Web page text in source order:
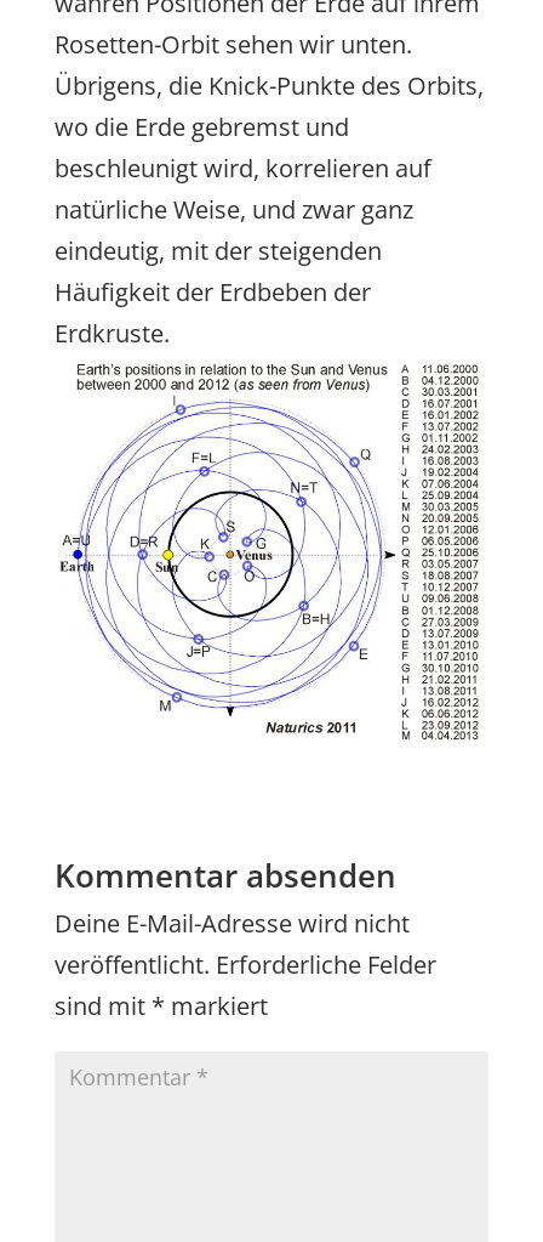
Rosetten-Orbit sehen wir unten.
Übrigens, die Knick-Punkte des Orbits,
wo die Erde gebremst und
beschleunigt wird, korrelieren auf
natürliche Weise, und zwar ganz
eindeutig, mit der steigenden
Häufigkeit der Erdbeben der
Erdkruste.
Kommentar absenden
Deine E-Mail-Adresse wird nicht
veröffentlicht. Erforderliche Felder
sind mit * markiert